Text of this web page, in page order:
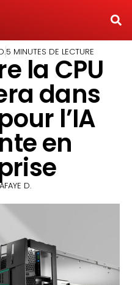
5 MINUTES DE LECTURE
la CPU
dans
l’IA
en
D.